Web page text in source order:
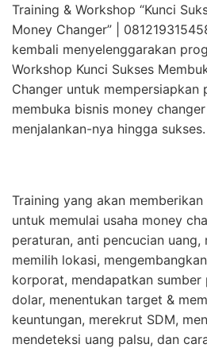
Training & Workshop “Kunci
Money Changer” |
kembali menyelenggarakan
Workshop Kunci Sukses
Changer untuk mempersiapkan
membuka bisnis money
menjalankan-nya hingga sukses.
Training yang akan
untuk memulai usaha money
peraturan, anti pencucian uang,
memilih lokasi,
korporat, mendapatkan sumber
dolar, menentukan target &
keuntungan, merekrut SDM,
mendeteksi uang palsu, dan